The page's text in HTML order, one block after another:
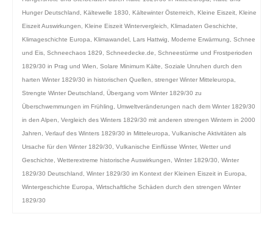
Hunger Deutschland
Kältewelle 1830 Kältewinter Österreich Kleine Eiszeit Kleine
Eiszeit Auswirkungen
Kleine Eiszeit Wintervergleich Klimadaten Geschichte
Klimageschichte Europa
Klimawandel Lars Hattwig Moderne Erwärmung
Schnee
und Eis Schneechaos 1829 Schneedecke.de
Schneestürme und Frostperioden
1829/30 in Prag und Wien
Solare Minimum Kälte
Soziale Unruhen durch den
harten Winter 1829/30 in historischen Quellen
strenger Winter Mitteleuropa
Strengte Winter Deutschland
Übergang vom Winter 1829/30 zu
Überschwemmungen im Frühling
Umweltveränderungen nach dem Winter 1829/30
in den Alpen
Vergleich des Winters 1829/30 mit anderen strengen Wintern in 2000
Jahren
Verlauf des Winters 1829/30 in Mitteleuropa
Vulkanische Aktivitäten als
Ursache für den Winter 1829/30
Vulkanische Einflüsse Winter, Wetter und
Geschichte
Wetterextreme historische Auswirkungen Winter 1829/30
Winter
1829/30 Deutschland
Winter 1829/30 im Kontext der Kleinen Eiszeit in Europa
Wintergeschichte Europa
Wirtschaftliche Schäden durch den strengen Winter
1829/30